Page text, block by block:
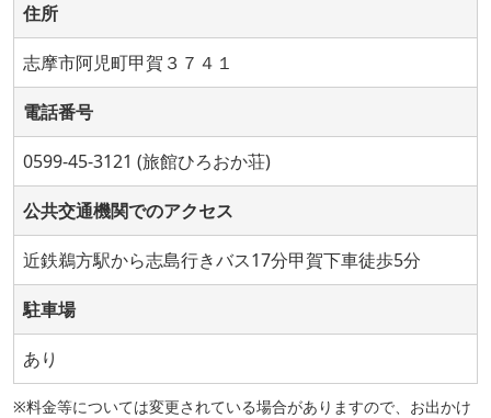
住所
志摩市阿児町甲賀３７４１
電話番号
0599-45-3121 (旅館ひろおか荘)
公共交通機関でのアクセス
近鉄鵜方駅から志島行きバス17分甲賀下車徒歩5分
駐車場
あり
※料金等については変更されている場合がありますので、お出かけ